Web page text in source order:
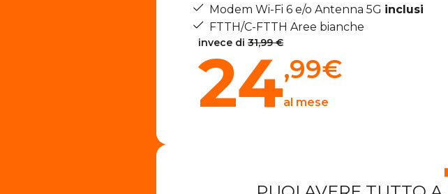
Modem Wi-Fi 6 e/o Antenna 5G inclusi
FTTH/C-FTTH Aree bianche
invece di 31,99 €
24,99€
al mese